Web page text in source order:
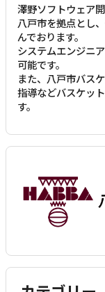
澤野ソフトウェア
八戸市を拠点とし
んでおります。
システムエンジニ
可能です。
また、八戸市バス
指導などバスケッ
す。